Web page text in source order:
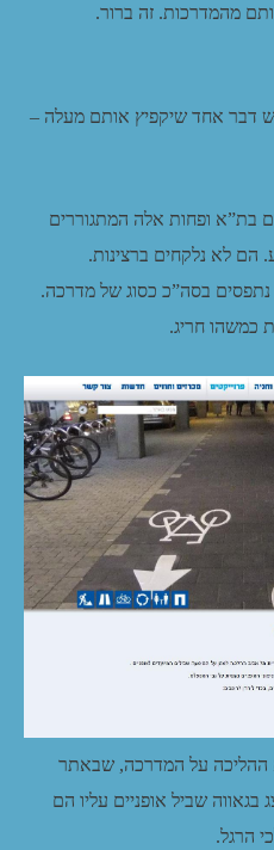
מהמדרכות. זה ברור.
דבר אחד שיקפיץ אותם מעלה –
בת”א ופחות אלה המתגוררים
הם לא נלקחים ברצינות.
נתפסים בסה”כ כסוג של מדרכה.
כמשהו חריג.
ההליכה על המדרכה, שבאתר
שביל אופניים עליו הם
הרגל.